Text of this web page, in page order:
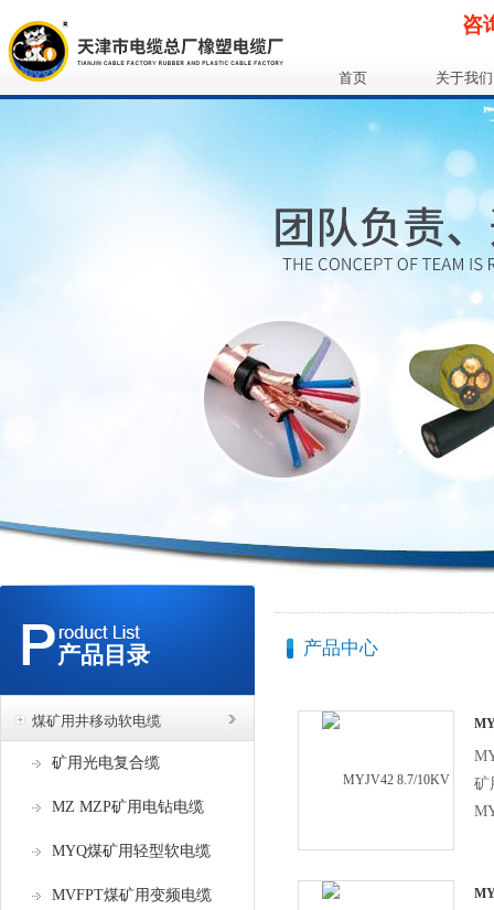
咨
首页 关于我们
产品目录
煤矿用井移动软电缆
矿用光电复合缆
MZ MZP矿用电钻电缆
MYQ煤矿用轻型软电缆
MVFPT煤矿用变频电缆
产品中心
高
矿